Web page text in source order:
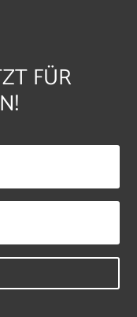
FÜR